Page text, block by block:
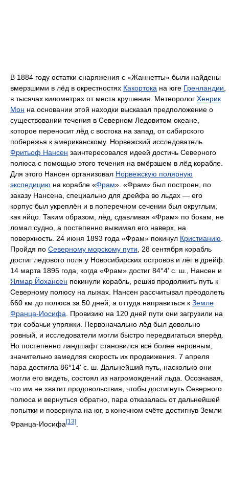
В 1884 году остатки снаряжения с «Жаннетты» были найдены
вмерзшими в лёд в окрестностях Какортока на юге Гренландии,
в тысячах километрах от места крушения. Метеоролог Хенрик
Мон на основании этой находки высказал предположение о
существовании течения в Северном Ледовитом океане,
которое переносит лёд с востока на запад, от сибирского
побережья к американскому. Норвежский исследователь
Фритьоф Нансен заинтересовался идеей достичь Северного
полюса с помощью этого течения на вмёрзшем в лёд корабле.
Для этого Нансен организовал Норвежскую полярную
экспедицию на корабле «Фрам». «Фрам» был построен, по
заказу Нансена, специально для дрейфа во льдах — его
корпус был укреплён и в поперечном сечении был округлым,
как яйцо. Таким образом, лёд, сдавливая «Фрам» по бокам, не
ломал судно, а постепенно выжимал его наверх, на
поверхность. 24 июня 1893 года «Фрам» покинул Кристианию.
Пройдя по Северному морскому пути, 28 сентября корабль
достиг ледового поля у Новосибирских островов и лёг в дрейф.
14 марта 1895 года, когда «Фрам» достиг 84°4' с. ш., Нансен и
Ялмар Йохансен покинули корабль, решив продолжить путь к
Северному полюсу на лыжах. Нансен рассчитывал преодолеть
660 км до полюса за 50 дней, а оттуда направиться к Земле
Франца-Иосифа. Провизию на 120 дней пути они загрузили на
три собачьи упряжки. Первоначально лёд был довольно
ровный, и исследователи могли быстро передвигаться вперёд.
Но постепенно ландшафт становился всё более неровным,
значительно замедляя скорость их продвижения. 7 апреля
пара достигла 86°14' с. ш. Дальнейший путь, насколько они
могли его видеть, состоял из нагромождений льда. Осознавая,
что им не хватит продовольствия, чтобы достигнуть Северного
полюса и вернуться обратно, пара отказалась от дальнейшей
попытки и повернула на юг, в конечном счёте достигнув Земли
Франца-Иосифа [13]